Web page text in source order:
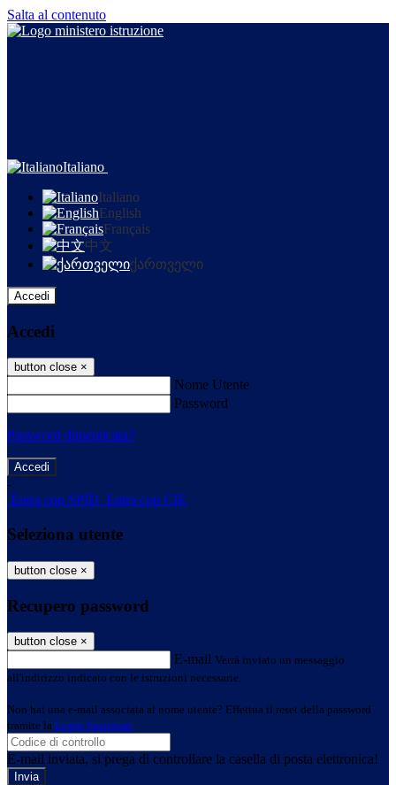
Salta al contenuto
Italiano
Italiano
English
Français
中文
ქართველი
Accedi
Accedi
button close ×
Nome Utente
Password
Password dimenticata?
-
Entra con SPID Entra con CIE
Seleziona utente
button close ×
Recupero password
button close ×
E-mail Verrà inviato un messaggio
all'indirizzo indicato con le istruzioni necessarie.
Non hai una e-mail associata al nome utente? Effettua il reset della password
tramite la Login Spaggiari
E-mail inviata, si prega di controllare la casella di posta elettronica!